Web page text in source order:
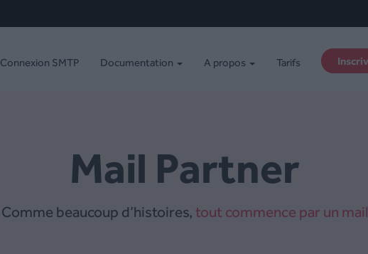
Connexion SMTP Documentation A propos Tarifs
Mail Partner
Comme beaucoup d’histoires, tout commence par un mail